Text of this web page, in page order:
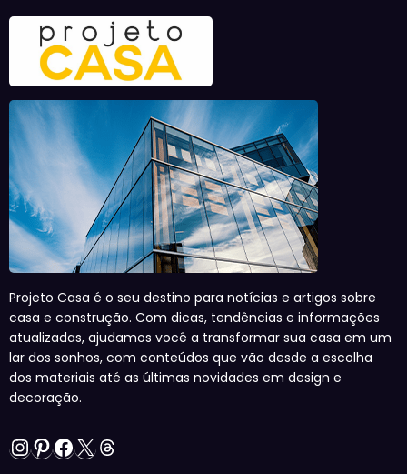
Projeto Casa é o seu destino para notícias e artigos sobre
casa e construção. Com dicas, tendências e informações
atualizadas, ajudamos você a transformar sua casa em um
lar dos sonhos, com conteúdos que vão desde a escolha
dos materiais até as últimas novidades em design e
decoração.
Instagram
Pinterest
Facebook
X Threads